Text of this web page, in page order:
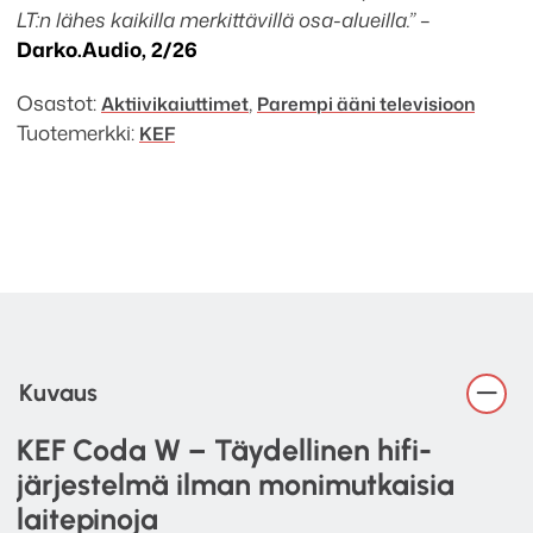
LT:n lähes kaikilla merkittävillä osa-alueilla.”–
Darko.Audio, 2/26
Osastot:Aktiivi­kaiuttimet, Parempi ääni televisioon
Tuotemerkki: KEF
Kuvaus
KEF Coda W – Täydellinen hifi-
järjestelmä ilman monimutkaisia
laitepinoja